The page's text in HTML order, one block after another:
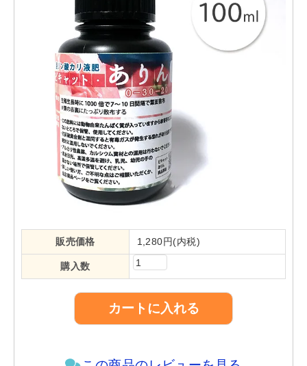
販売価格 1,280円(内税)
購入数